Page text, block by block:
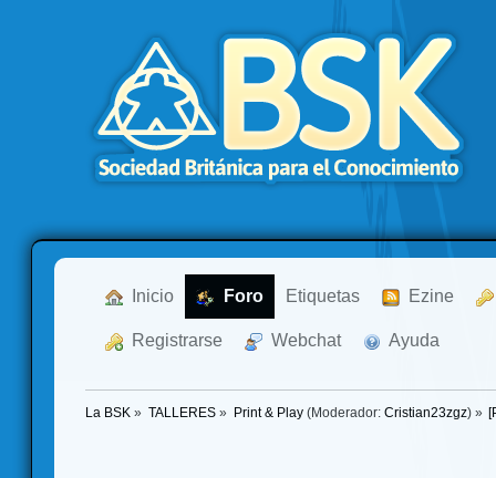
Inicio Foro Etiquetas Ezine
Registrarse Webchat Ayuda
La BSK » TALLERES» Print & Play(Moderador: Cristian23zgz) »